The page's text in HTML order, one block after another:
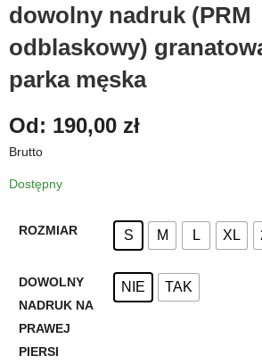
dowolny nadruk (PRM
odblaskowy)
parka męska
Od: 190,00 zł
Brutto
Dostępny
ROZMIAR S M L XL
DOWOLNY
NADRUK NA
PRAWEJ
PIERSI
NIE TAK